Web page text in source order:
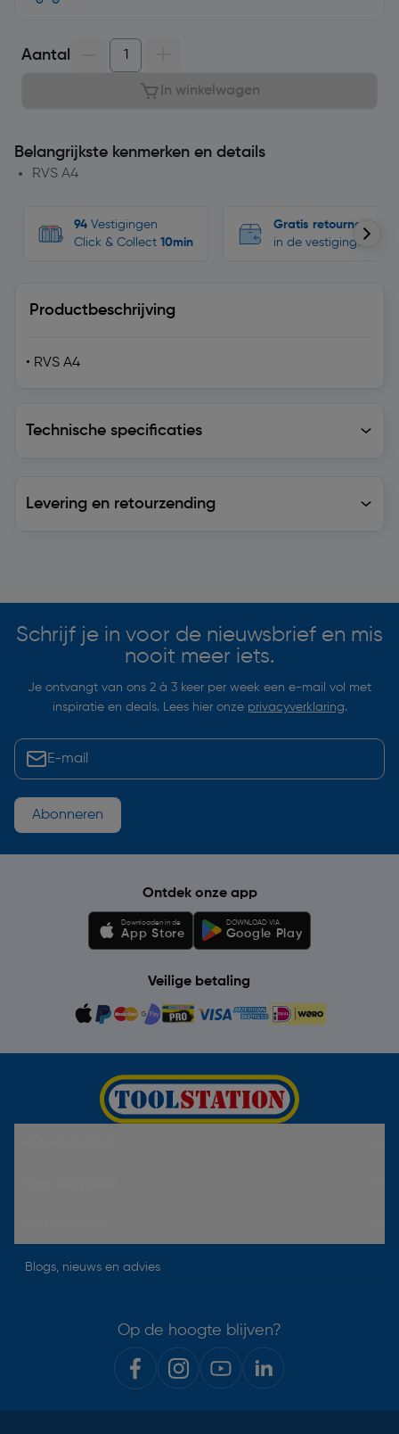
Aantal
In winkelwagen
Belangrijkste kenmerken en details
RVS A4
94 Vestigingen
Click & Collect 10min
Gratis retourneren
in de vestigingen
Productbeschrijving
• RVS A4
Technische specificaties
Levering en retourzending
Schrijf je in voor de nieuwsbrief en mis
nooit meer iets.
Je ontvangt van ons 2 à 3 keer per week een e-mail vol met
inspiratie en deals. Lees hier onze privacyverklaring.
Abonneren
Ontdek onze app
Downloaden in de
App Store
DOWNLOAD VIA
Google Play
Veilige betaling
Blogs, nieuws en advies
Op de hoogte blijven?